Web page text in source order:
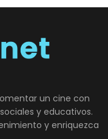
un cine con
y educativos.
y enriquezca